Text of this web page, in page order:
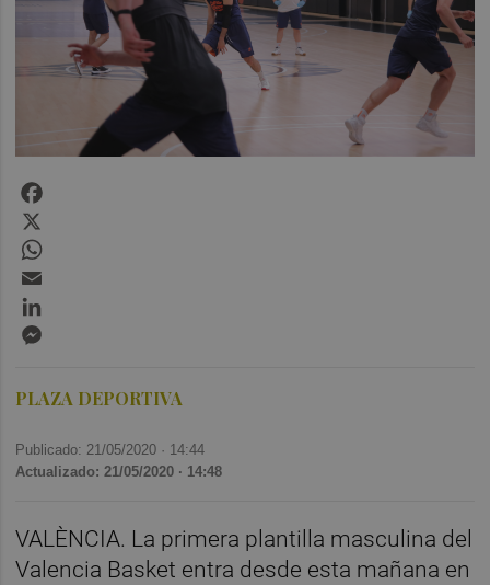
PLAZA DEPORTIVA
Publicado: 21/05/2020 · 14:44
Actualizado: 21/05/2020 · 14:48
VALÈNCIA. La primera plantilla masculina del
Valencia Basket entra desde esta mañana en